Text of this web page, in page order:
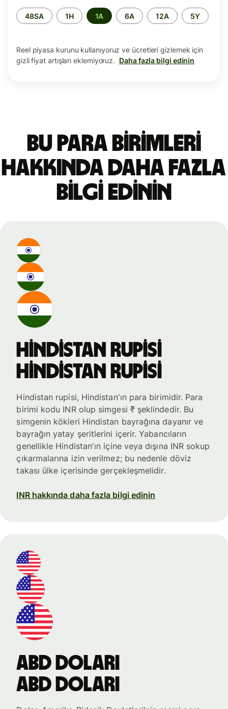
Zaman
aralığı
48SA 1H 1A 6A 12A 5Y
Reel piyasa kurunu kullanıyoruz ve ücretleri gizlemek için
gizli fiyat artışları eklemiyoruz. Daha fazla bilgi edinin
Bu para birimleri
hakkında daha fazla
bilgi edinin
Hindistan rupisi
Hindistan rupisi
Hindistan rupisi, Hindistan'ın para birimidir. Para
birimi kodu INR olup simgesi ₹ şeklindedir. Bu
simgenin kökleri Hindistan bayrağına dayanır ve
bayrağın yatay şeritlerini içerir. Yabancıların
genellikle Hindistan'ın içine veya dışına INR sokup
çıkarmalarına izin verilmez; bu nedenle döviz
takası ülke içerisinde gerçekleşmelidir.
INR hakkında daha fazla bilgi edinin
ABD doları
ABD doları